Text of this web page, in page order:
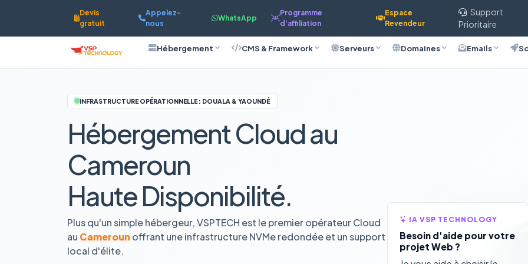
Devis
gratuit
Appelez-
nous
WhatsApp
Programme
d'affiliation
Espace
Revendeur
Support
Prioritaire
Hébergement CMS & Framework Serveurs Domaines Emails
INFRASTRUCTURE OPÉRATIONNELLE : DOUALA & YAOUNDÉ
Hébergement Cloud au
Cameroun
Haute Disponibilité.
Plus qu'un simple hébergeur, VSPTECH est le premier opérateur Cloud
au Cameroun offrant une infrastructure NVMe redondée et un support
local d'élite.
IA VSP TECHNOLOGY
Besoin d'aide pour votre
projet Web ?